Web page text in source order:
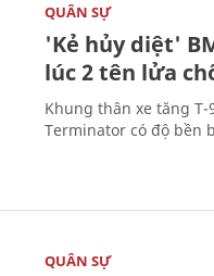
QUÂN SỰ
'Kẻ hủy diệt'
lúc 2 tên lửa
Khung thân xe tăng
Terminator có độ bền
QUÂN SỰ